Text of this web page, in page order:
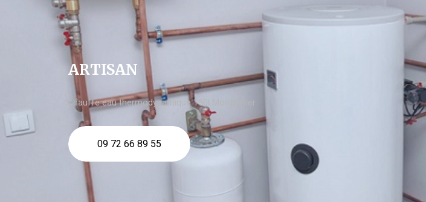
ARTISAN
chauffe eau thermodynamique 150l Montpellier
09 72 66 89 55